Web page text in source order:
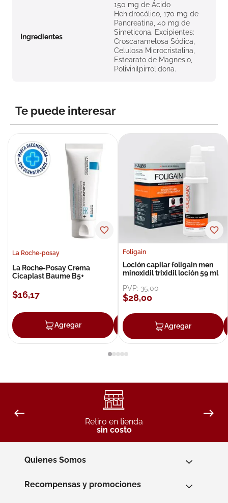
Ingredientes
150 mg de Ácido
Hehidrocólico, 170 mg de
Pancreatina, 40 mg de
Simeticona. Excipientes:
Croscaramelosa Sódica,
Celulosa Microcristalina,
Estearato de Magnesio,
Polivinilpirrolidona.
Te puede interesar
La Roche-posay
La Roche-Posay Crema
Cicaplast Baume B5+
$16,17
Agregar Agregar
Foligain
Loción capilar foligain men
minoxidil trixidil loción 59 ml
PVP:35,00
$28,00
Agregar
Retiro en tienda
sin costo
Quienes Somos
Recompensas y promociones